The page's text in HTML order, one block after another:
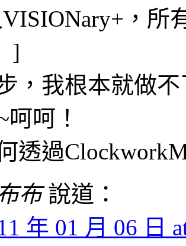
，所
]
，我根本就做不
呵呵！
透過
布 說道：
年 01 月 06 日